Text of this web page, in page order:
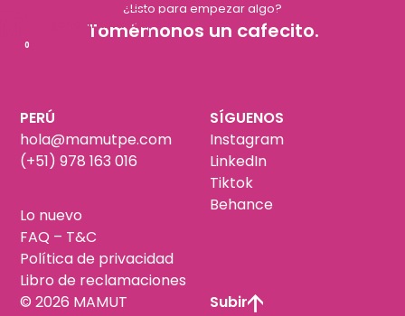
0
Agendar una reu
¿Listo para empezar algo?
Tomémonos un cafecito.
PERÚ
hola@mamutpe.com
(+51) 978 163 016
Lo nuevo
FAQ – T&C
Política de privacidad
Libro de reclamaciones
© 2026 MAMUT
SÍGUENOS
Instagram
LinkedIn
Tiktok
Behance
Subir